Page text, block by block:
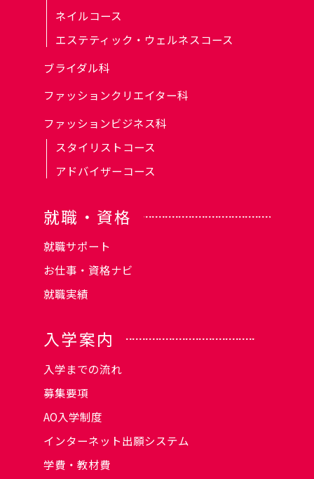
ネイルコース
エステティック・ウェルネスコース
ブライダル科
ファッションクリエイター科
ファッションビジネス科
スタイリストコース
アドバイザーコース
就職・資格
就職サポート
お仕事・資格ナビ
就職実績
入学案内
入学までの流れ
募集要項
AO入学制度
インターネット出願システム
学費・教材費